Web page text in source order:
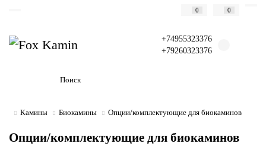
0 0
+74955323376
+79260323376
Камины Биокамины Опции/комплектующие для биокаминов
Опции/комплектующие для биокаминов